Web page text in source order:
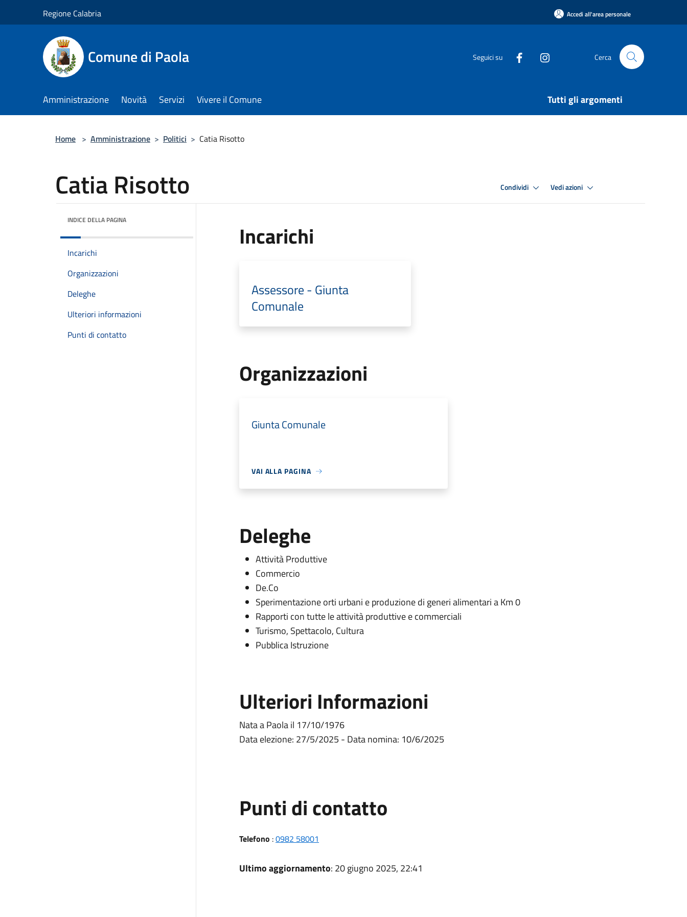
Regione Calabria Accedi all'area personale
Comune di Paola Seguici su Cerca
Amministrazione Novità Servizi Vivere il Comune Tutti gli argomenti
Home > Amministrazione > Politici > Catia Risotto
Catia Risotto Condividi Vedi azioni
INDICE DELLA PAGINA
Incarichi
Organizzazioni
Deleghe
Ulteriori informazioni
Punti di contatto
Incarichi
Assessore - Giunta
Comunale
Organizzazioni
Giunta Comunale
VAI ALLA PAGINA
Deleghe
Attività Produttive
Commercio
De.Co
Sperimentazione orti urbani e produzione di generi alimentari a Km 0
Rapporti con tutte le attività produttive e commerciali
Turismo, Spettacolo, Cultura
Pubblica Istruzione
Ulteriori Informazioni
Nata a Paola il 17/10/1976
Data elezione: 27/5/2025 - Data nomina: 10/6/2025
Punti di contatto
Telefono :0982 58001
Ultimo aggiornamento: 20 giugno 2025, 22:41